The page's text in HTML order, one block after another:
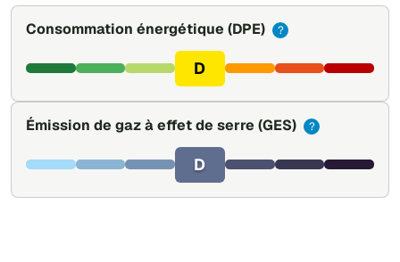
Consommation énergétique (DPE) ?
D
Émission de gaz à effet de serre (GES) ?
D